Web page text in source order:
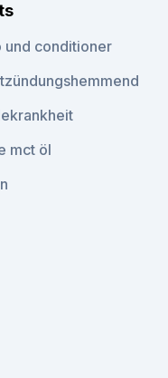
und conditioner
mct öl